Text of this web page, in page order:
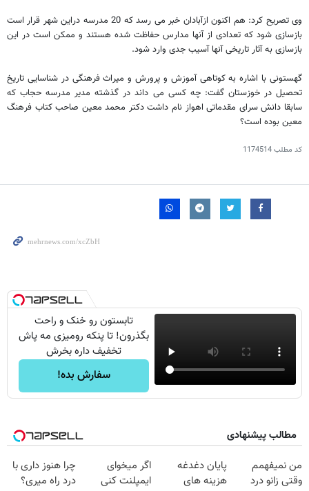
وی تصریح کرد: هم اکنون ازآبادان خبر می رسد که 20 مدرسه دراین شهر قرار است
بازسازی شود که تعدادی از آنها مدارس حفاظت شده هستند و ممکن است در این
بازسازی به آثار تاریخی آنها آسیب جدی وارد شود.
گهستونی با اشاره به کوتاهی آموزش و پرورش و میراث فرهنگی در شناسایی تاریخ
تحصیل در خوزستان گفت: چه کسی می داند در گذشته مدیر مدرسه حجاب که
سابقا دانش سرای مقدماتی اهواز نام داشت دکتر محمد معین صاحب کتاب فرهنگ
معین بوده است؟
کد مطلب1174514
تابستون رو خنک و راحت
بگذرون! تا پنکه رومیزی مه پاش
تخفیف داره بخرش
سفارش بده!
مطالب پیشنهادی
من نمیفهمم
وقتی زانو درد
پایان دغدغه
هزینه های
اگر میخوای
ایمپلنت کنی
چرا هنوز داری با
درد راه میری؟